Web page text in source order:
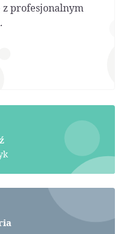
z profesjonalnym